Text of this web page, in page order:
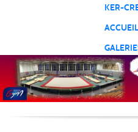
KER-
ACCUEIL
Panneau de gestion des